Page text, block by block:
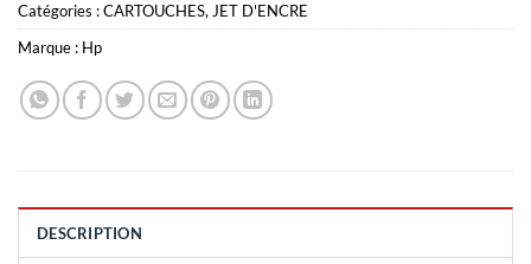
Catégories :CARTOUCHES, JET D'ENCRE
Marque : Hp
DESCRIPTION